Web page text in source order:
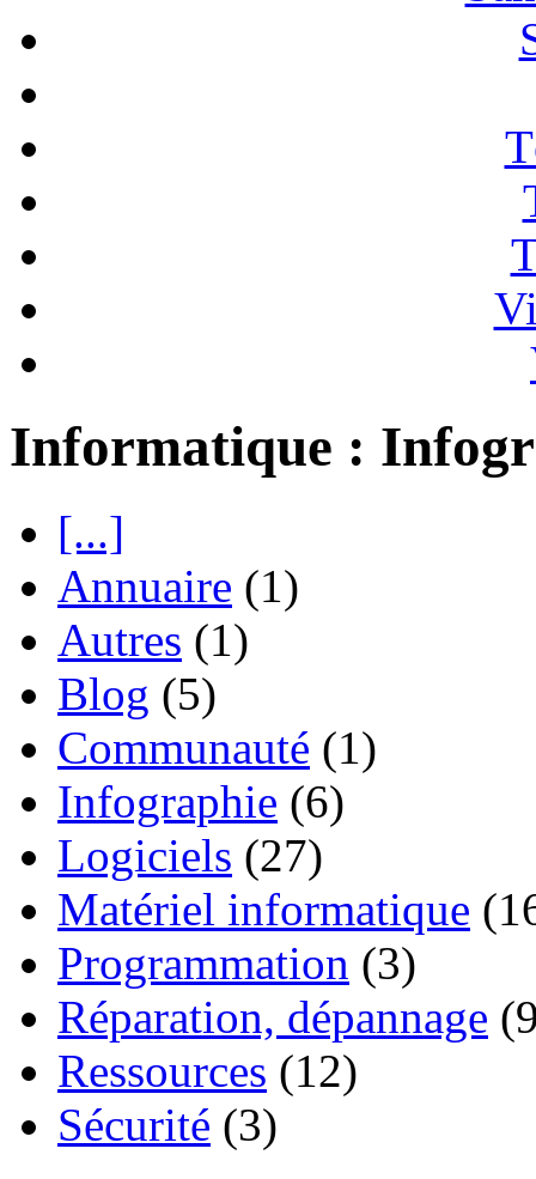
Informatique :
[...]
Annuaire (1)
Autres (1)
Blog (5)
Communauté (1)
Infographie (6)
Logiciels (27)
Matériel informatique
Programmation (3)
Réparation, dépannage
Ressources (12)
Sécurité (3)